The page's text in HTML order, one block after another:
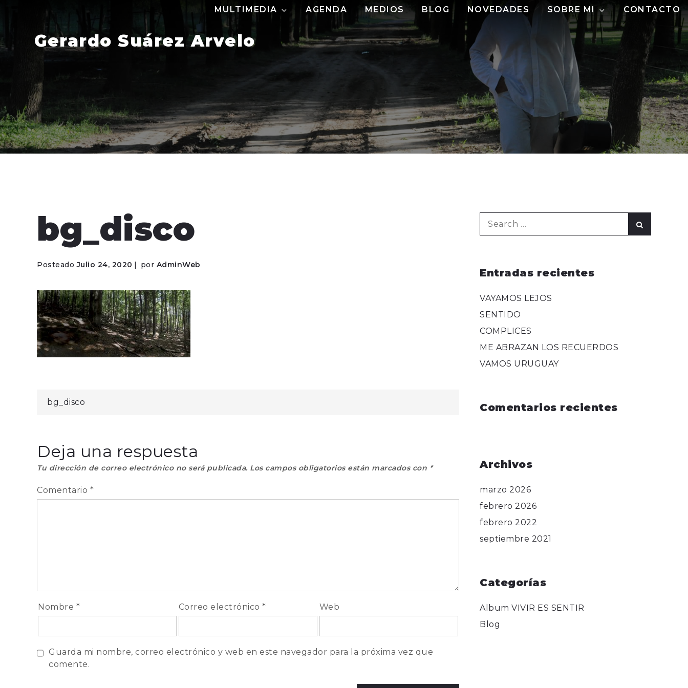
Gerardo Suárez Arvelo
MULTIMEDIA AGENDA MEDIOS BLOG NOVEDADES SOBRE MI CONTACTO
bg_disco
PosteadoJulio 24, 2020 por AdminWeb
Navegación
entradas
bg_disco
Deja una respuesta
Tu dirección de correo electrónico no será publicada. Los campos obligatorios están marcados con *
Comentario *
Nombre * Correo electrónico* Web
Guarda mi nombre, correo electrónico y web en este navegador para la próxima vez que
comente.
for:
Entradas recientes
VAYAMOS LEJOS
SENTIDO
COMPLICES
ME ABRAZAN LOS RECUERDOS
VAMOS URUGUAY
Comentarios recientes
Archivos
marzo 2026
febrero 2026
febrero 2022
septiembre 2021
Categorías
Album VIVIR ES SENTIR
Blog